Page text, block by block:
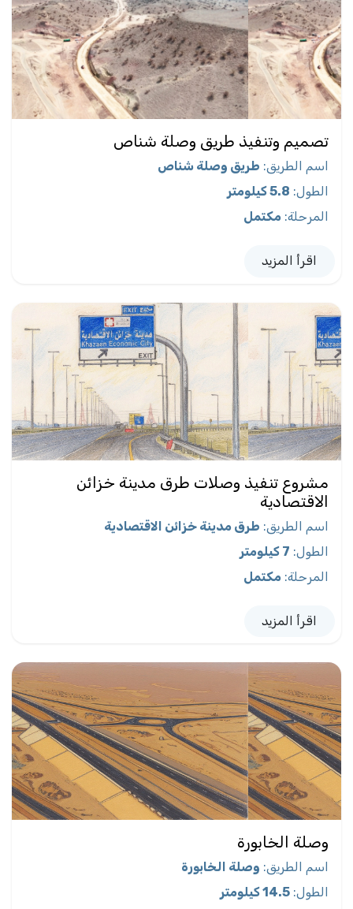
تصميم وتنفيذ طريق وصلة شناص
اسم الطريق: طريق وصلة شناص
الطول: 5.8 كيلومتر
المرحلة: مكتمل
اقرأ المزيد
مشروع تنفيذ وصلات طرق مدينة خزائن
الاقتصادية
اسم الطريق: طرق مدينة خزائن الاقتصادية
الطول: 7 كيلومتر
المرحلة: مكتمل
اقرأ المزيد
وصلة الخابورة
اسم الطريق: وصلة الخابورة
الطول: 14.5 كيلومتر